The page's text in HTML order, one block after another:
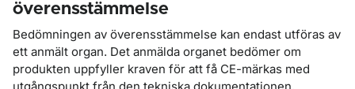
överensstämmelse
Bedömningen av överensstämmelse kan endast utföras av
ett anmält organ. Det anmälda organet bedömer om
produkten uppfyller kraven för att få CE-märkas med